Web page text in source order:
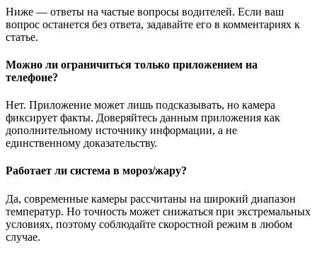
Ниже — ответы на частые вопросы водителей. Если ваш
вопрос останется без ответа, задавайте его в комментариях к
статье.
Можно ли ограничиться только приложением на
телефоне?
Нет. Приложение может лишь подсказывать, но камера
фиксирует факты. Доверяйтесь данным приложения как
дополнительному источнику информации, а не
единственному доказательству.
Работает ли система в мороз/жару?
Да, современные камеры рассчитаны на широкий диапазон
температур. Но точность может снижаться при экстремальных
условиях, поэтому соблюдайте скоростной режим в любом
случае.